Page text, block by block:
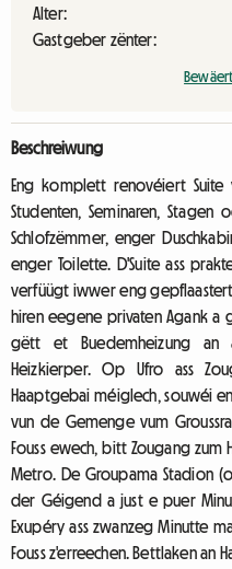
Alter:
Gastgeber zënter:
Beschreiwung
Eng komplett renovéiert
Studenten, Seminaren, Stagen
Schlofzëmmer, enger
enger Toilette. D'Suite ass
verfüügt iwwer eng
hiren eegene privaten Agank a
gëtt et Buedemheizung
Heizkierper. Op Ufro ass
Haaptgebai méiglech, souwéi
vun de Gemenge vum
Fouss ewech, bitt Zougang
Metro. De Groupama Stadion
der Géigend a just e puer
Exupéry ass zwanzeg Minutte
Fouss z'erreechen. Bettlaken an